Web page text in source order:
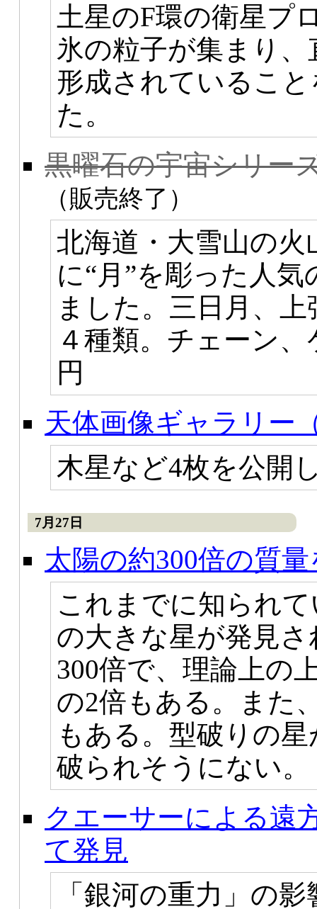
土星のF環の衛星プ
氷の粒子が集まり
形成されているこ
た。
黒曜石の宇宙シリー
（販売終了）
北海道・大雪山の
に“月”を彫った人
ました。三日月、
４種類。チェーン
円
天体画像ギャラリー
木星など4枚を公開
7月27日
太陽の約300倍の質
これまでに知られ
の大きな星が発見
300倍で、理論上の
の2倍もある。また
もある。型破りの
破られそうにない。
クエーサーによる遠
て発見
「銀河の重力」の